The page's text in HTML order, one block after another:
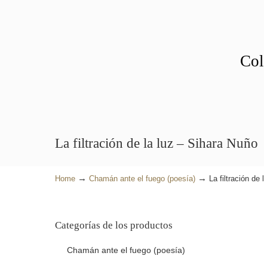
La filtración de la luz – Sihara Nuño
Home → Chamán ante el fuego (poesía) → La filtración de
Categorías de los productos
Chamán ante el fuego (poesía)